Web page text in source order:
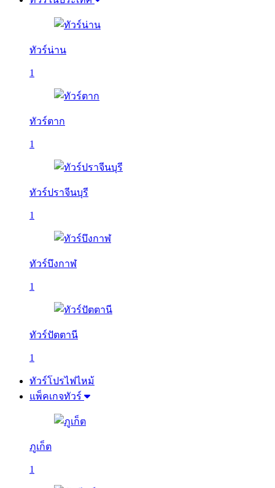
ทัวร์น่าน
1
ทัวร์ตาก
1
ทัวร์ปราจีนบุรี
1
ทัวร์บึงกาฬ
1
ทัวร์ปัตตานี
1
ทัวร์โปรไฟไหม้
แพ็คเกจทัวร์
ภูเก็ต
1